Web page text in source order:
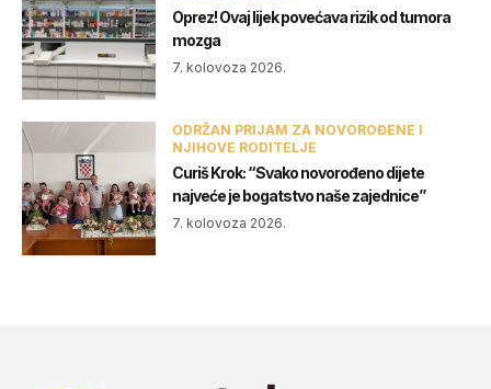
Oprez! Ovaj lijek povećava rizik od tumora
mozga
7. kolovoza 2026.
ODRŽAN PRIJAM ZA NOVOROĐENE I
NJIHOVE RODITELJE
Curiš Krok: “Svako novorođeno dijete
najveće je bogatstvo naše zajednice”
7. kolovoza 2026.